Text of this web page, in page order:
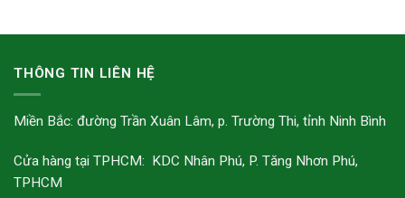
THÔNG TIN LIÊN HỆ
Miền Bắc: đường Trần Xuân Lâm, p. Trường Thi, tỉnh Ninh Bình
Cửa hàng tại TPHCM: KDC Nhân Phú, P. Tăng Nhơn Phú,
TPHCM